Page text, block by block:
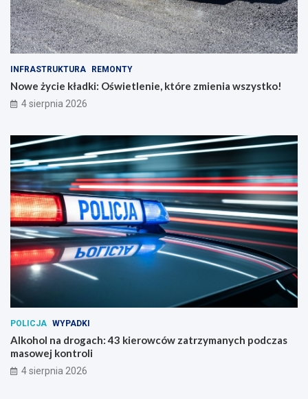
INFRASTRUKTURA REMONTY
Nowe życie kładki: Oświetlenie, które zmienia wszystko!
4 sierpnia 2026
POLICJA WYPADKI
Alkohol na drogach: 43 kierowców zatrzymanych podczas
masowej kontroli
4 sierpnia 2026